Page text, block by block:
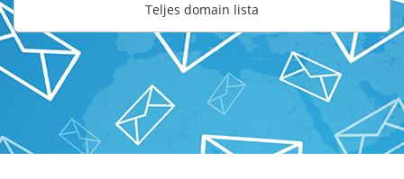
Teljes domain lista